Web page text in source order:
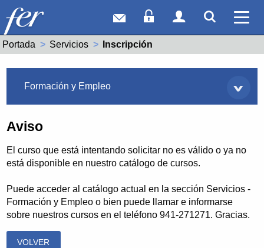
Correo webAcceso Socios
Acceso
Portada Servicios Actual:
Inscripción
Formación y Empleo
Aviso
El curso que está intentando solicitar no es válido o ya no
está disponible en nuestro catálogo de cursos.
Puede acceder al catálogo actual en la sección Servicios -
Formación y Empleo o bien puede llamar e informarse
sobre nuestros cursos en el teléfono 941-271271. Gracias.
VOLVER